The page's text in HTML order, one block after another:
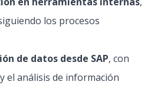
los procesos
de datos desde SAP, con
el análisis de información